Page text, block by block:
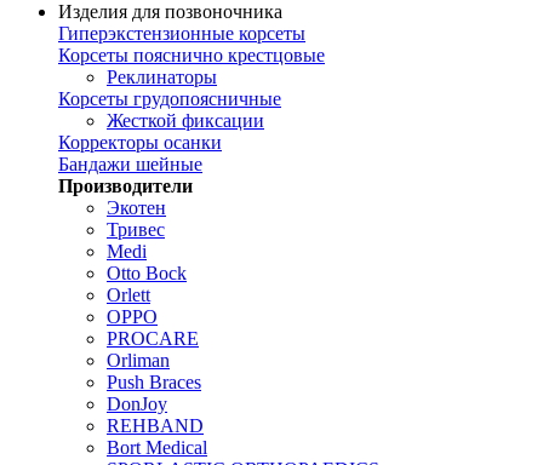
Изделия для позвоночника
Гиперэкстензионные корсеты
Корсеты пояснично крестцовые
Реклинаторы
Корсеты грудопоясничные
Жесткой фиксации
Корректоры осанки
Бандажи шейные
Производители
Экотен
Тривес
Medi
Otto Bock
Orlett
OPPO
PROCARE
Orliman
Push Braces
DonJoy
REHBAND
Bort Medical